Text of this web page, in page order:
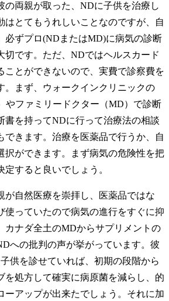
の両親が取った、NDに子供を治療し
はとてもうれしいことなのですが、自
必ずプロ(NDまたはMD)に病気の診断
切です。ただ、NDではヘルスカード
ことができないので、実費で診察費を
。まず、ウォークインクリニックの
やファミリードクター（MD）で診断
書を持ってNDに行って治療法の相談
できます。治療を医薬品で行うか、自
択ができます。まず病気の危険性を把
すると良いでしょう。
自然医療を崇拝し、医薬品ではな
使っていたので病気の進行をすぐに抑
カナダ全土のMDからサプリメントの
への批判の声が挙がっています。彼
供を診せていれば、初期の段階から
を処方して確実に病原菌を減らし、的
ーアップが出来たでしょう。それに加